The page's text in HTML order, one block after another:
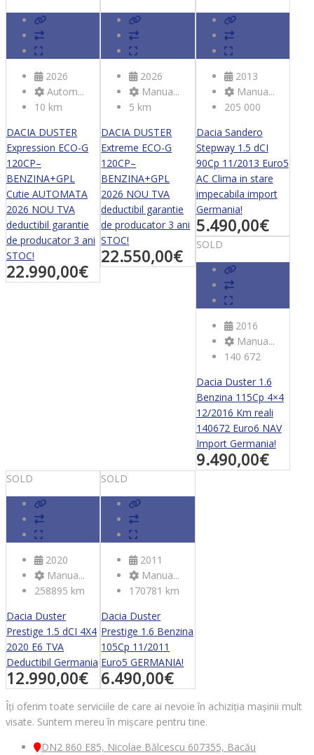
2026
Autom...
10 km
DACIA DUSTER
Expression ECO-G
120CP–
BENZINA+GPL
Cutie AUTOMATA
2026 NOU TVA
deductibil garantie
de producator 3 ani
STOC!
22.990,00€
2026
Manua...
5 km
DACIA DUSTER
Extreme ECO-G
120CP–
BENZINA+GPL
2026 NOU TVA
deductibil garantie
de producator 3 ani
STOC!
22.550,00€
2013
Manua...
205 000
Dacia Sandero
Stepway 1.5 dCI
90Cp 11/2013 Euro5
AC Clima in stare
impecabila import
Germania!
5.490,00€
SOLD
2016
Manua...
140 672
Dacia Duster 1.6
Benzina 115Cp 4×4
12/2016 Km reali
140672 Euro6 NAV
Import Germania!
9.490,00€
SOLD
2020
Manua...
258895 km
Dacia Duster
Prestige 1.5 dCI 4X4
2020 E6 TVA
Deductibil Germania
12.990,00€
SOLD
2011
Manua...
170781 km
Dacia Duster
Prestige 1.6 Benzina
105Cp 11/2011
Euro5 GERMANIA!
6.490,00€
Îți oferim toate serviciile de care ai nevoie în achiziția mașinii mult
visate. Suntem mereu în mișcare pentru tine.
DN2 860 E85, Nicolae Bălcescu 607355, Bacău